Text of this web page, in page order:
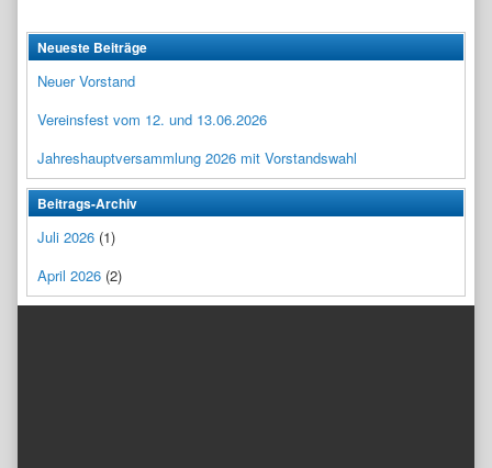
Neueste Beiträge
Neuer Vorstand
Vereinsfest vom 12. und 13.06.2026
Jahreshauptversammlung 2026 mit Vorstandswahl
Beitrags-Archiv
Juli 2026 (1)
April 2026 (2)